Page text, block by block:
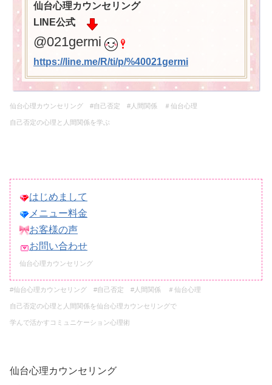
仙台心理カウンセリング
LINE公式
@021germi
https://line.me/R/ti/p/%40021germi
仙台心理カウンセリング #自己否定 #人間関係 ＃仙台心理
自己否定の心理と人間関係を学ぶ
はじめまして
メニュー料金
お客様の声
お問い合わせ
仙台心理カウンセリング
#仙台心理カウンセリング #自己否定 #人間関係 ＃仙台心理
自己否定の心理と人間関係を仙台心理カウンセリングで
学んで活かすコミュニケーション心理術
仙台心理カウンセリング